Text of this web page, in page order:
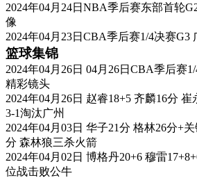
2024年04月24日NBA季后赛东部首轮
像
2024年04月23日CBA季后赛1/4决赛G3
篮球集锦
2024年04月26日 04月26日CBA季后赛
精彩镜头
2024年04月26日 赵睿18+5 齐麟16分
3-1淘汰广州
2024年04月03日 华子21分 格林26分+
分 森林狼三杀火箭
2024年04月02日 博格丹20+6 穆雷
位战击败公牛